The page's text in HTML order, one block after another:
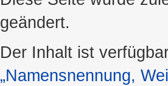
geändert.
Der Inhalt ist
„Namensnennung,